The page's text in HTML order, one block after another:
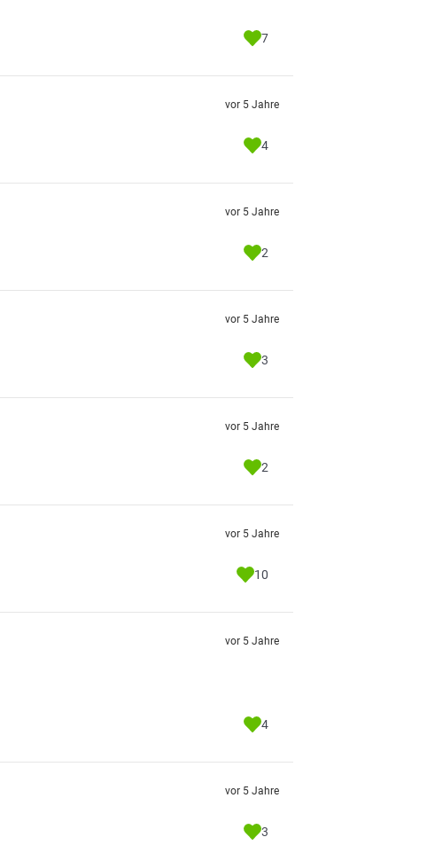
7
vor 5 Jahre
4
vor 5 Jahre
2
vor 5 Jahre
3
vor 5 Jahre
2
vor 5 Jahre
10
vor 5 Jahre
4
vor 5 Jahre
3